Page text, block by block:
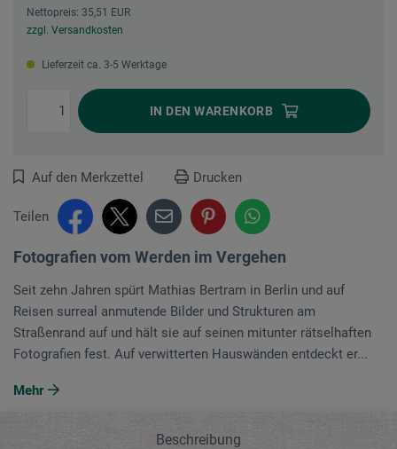
Nettopreis: 35,51 EUR
zzgl. Versandkosten
Lieferzeit ca. 3-5 Werktage
IN DEN WARENKORB
Auf den Merkzettel Drucken
Teilen
Fotografien vom Werden im Vergehen
Seit zehn Jahren spürt Mathias Bertram in Berlin und auf
Reisen surreal anmutende Bilder und Strukturen am
Straßenrand auf und hält sie auf seinen mitunter rätselhaften
Fotografien fest. Auf verwitterten Hauswänden entdeckt er...
Mehr
Beschreibung